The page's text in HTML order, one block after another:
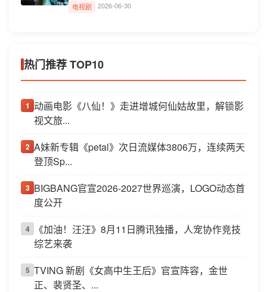
电视剧 2026-06-30
热门推荐 TOP10
1 动画电影《八仙！》走进增城何仙姑故里，解锁影
视文旅...
2 A妹新专辑《petal》次日流媒体3806万，连续两天
登顶Sp...
3 BIGBANG官宣2026-2027世界巡演，LOGO动态首
度公开
4
《加油！汪汪》8月11日腾讯独播，人宠协作竞技
综艺来袭
5 TVING 新剧《女高中生王后》官宣阵容，金世
正、裴贤圣、...